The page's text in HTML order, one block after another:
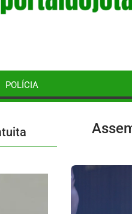
POLÍCIA